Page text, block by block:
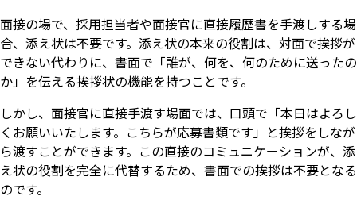
面接の場で、採用担当者や面接官に直接履歴書を手渡しする場
合、添え状は不要です。添え状の本来の役割は、対面で挨拶が
できない代わりに、書面で「誰が、何を、何のために送ったの
か」を伝える挨拶状の機能を持つことです。
しかし、面接官に直接手渡す場面では、口頭で「本日はよろし
くお願いいたします。こちらが応募書類です」と挨拶をしなが
ら渡すことができます。この直接のコミュニケーションが、添
え状の役割を完全に代替するため、書面での挨拶は不要となる
のです。